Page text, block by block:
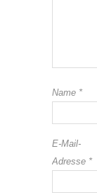
Name *
E-Mail-
Adresse *